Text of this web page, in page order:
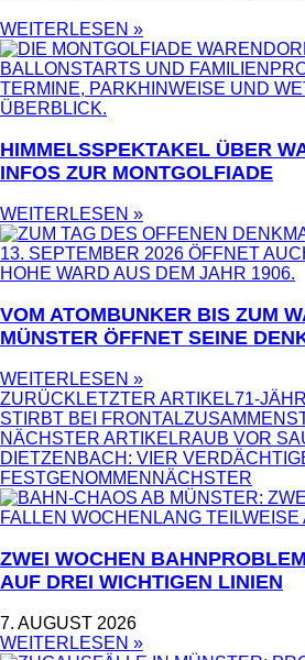
WEITERLESEN »
HIMMELSSPEKTAKEL ÜBER
INFOS ZUR MONTGOLFIADE
WEITERLESEN »
VOM ATOMBUNKER BIS ZUM
MÜNSTER ÖFFNET SEINE
WEITERLESEN »
ZURÜCK LETZTER ARTIKEL71-
STIRBT BEI
NÄCHSTER ARTIKELRAUB VOR
DIETZENBACH: VIER
FESTGENOMMEN NÄCHSTER
ZWEI WOCHEN
AUF DREI WICHTIGEN LINIEN
7. AUGUST 2026
WEITERLESEN »